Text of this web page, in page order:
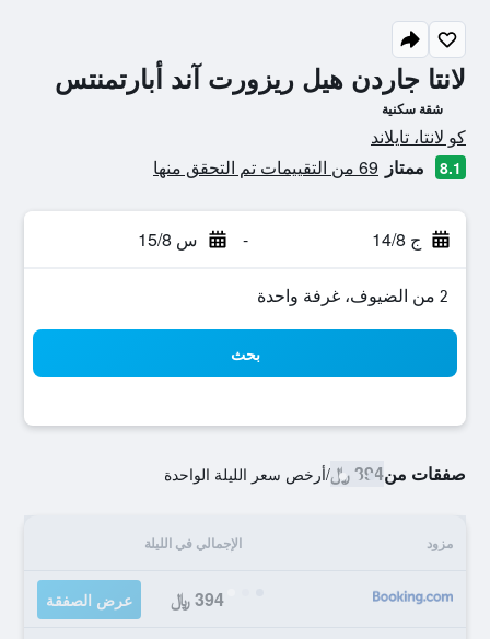
لانتا جاردن هيل ريزورت آند أبارتمنتس
شقة سكنية
تقييم فئة 0
كو لانتا، تايلاند
8.1 ممتاز 69 من التقييمات تم التحقق منها
ج 14/8 - س 15/8
2 من الضيوف، غرفة واحدة
بحث
صفقات من394 ﷼ /أرخص سعر الليلة الواحدة
مزود الإجمالي في الليلة
394 ﷼ عرض الصفقة